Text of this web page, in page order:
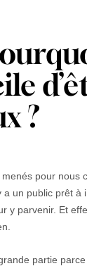
?
menés pour nous
a un public prêt
y parvenir. Et
partie